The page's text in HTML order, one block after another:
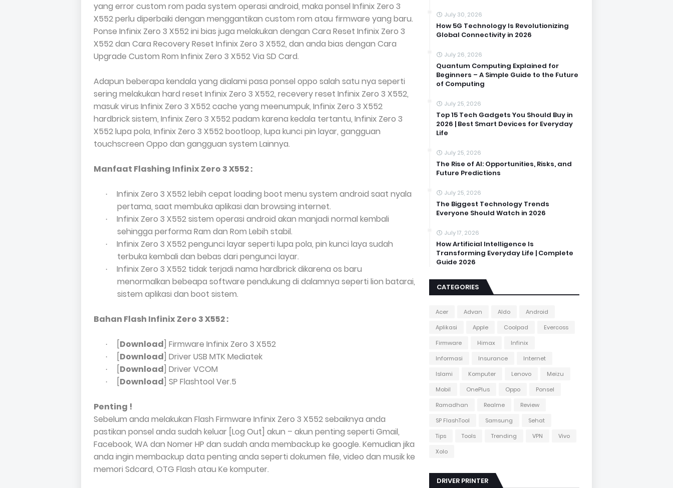
yang error custom rom pada system operasi android, maka ponsel Infinix Zero 3
X552 perlu diperbaiki dengan menggantikan custom rom atau firmware yang baru.
Ponse Infinix Zero 3 X552 ini bias juga melakukan dengan Cara Reset Infinix Zero 3
X552 dan Cara Recovery Reset Infinix Zero 3 X552, dan anda bias dengan Cara
Upgrade Custom Rom Infinix Zero 3 X552 Via SD Card.
Adapun beberapa kendala yang dialami pasa ponsel oppo salah satu nya seperti
sering melakukan hard reset Infinix Zero 3 X552, recevery reset Infinix Zero 3 X552,
masuk virus Infinix Zero 3 X552 cache yang meenumpuk, Infinix Zero 3 X552
hardbrick sistem, Infinix Zero 3 X552 padam karena kedala tertantu, Infinix Zero 3
X552 lupa pola, Infinix Zero 3 X552 bootloop, lupa kunci pin layar, gangguan
touchscreen Oppo dan gangguan system Lainnya.
Manfaat Flashing Infinix Zero 3 X552 :
·
Infinix Zero 3 X552 lebih cepat loading boot menu system android saat nyala
pertama, saat membuka aplikasi dan browsing internet.
·
Infinix Zero 3 X552 sistem operasi android akan manjadi normal kembali
sehingga performa Ram dan Rom Lebih stabil.
·
Infinix Zero 3 X552 pengunci layar seperti lupa pola, pin kunci laya sudah
terbuka kembali dan bebas dari pengunci layar.
·
Infinix Zero 3 X552 tidak terjadi nama hardbrick dikarena os baru
menormalkan bebeapa software pendukung di dalamnya seperti lion batarai,
sistem aplikasi dan boot sistem.
Bahan Flash Infinix Zero 3 X552 :
· [Download] Firmware Infinix Zero 3 X552
· [Download] Driver USB MTK Mediatek
· [Download] Driver VCOM
· [Download] SP Flashtool Ver.5
Penting !
Sebelum anda melakukan Flash Firmware Infinix Zero 3 X552 sebaiknya anda
pastikan ponsel anda sudah keluar [Log Out] akun – akun penting seperti Gmail,
Facebook, WA dan Nomer HP dan sudah anda membackup ke google. Kemudian jika
anda ingin membackup data penting anda seperti dokumen file, video dan musik ke
memori Sdcard, OTG Flash atau Ke komputer.
July 30, 2026
How 5G Technology Is Revolutionizing
Global Connectivity in 2026
July 26, 2026
Quantum Computing Explained for
Beginners – A Simple Guide to the Future
of Computing
July 25, 2026
Top 15 Tech Gadgets You Should Buy in
2026 | Best Smart Devices for Everyday
Life
July 25, 2026
The Rise of AI: Opportunities, Risks, and
Future Predictions
July 25, 2026
The Biggest Technology Trends
Everyone Should Watch in 2026
July 17, 2026
How Artificial Intelligence Is
Transforming Everyday Life | Complete
Guide 2026
CATEGORIES
Acer Advan Aldo
Android
Aplikasi
Apple Coolpad
Evercoss
Firmware
Himax
Infinix
Informasi
Insurance
Internet
Islami
Komputer Lenovo
Meizu
Mobil
OnePlus Oppo
Ponsel
Ramadhan
Realme
Review
SP FlashTool
Samsung
Sehat
Tips
Tools Trending VPN
Vivo
Xolo
DRIVER PRINTER